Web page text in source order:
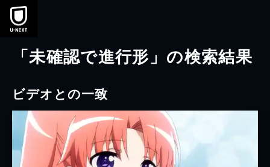
本文へスキップ
「未確認で進行形」の検索結果
ビデオとの一致